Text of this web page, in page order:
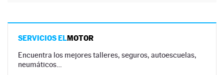
SERVICIOS ELMOTOR
Encuentra los mejores talleres, seguros, autoescuelas,
neumáticos…